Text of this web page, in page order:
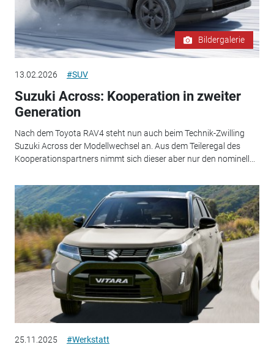
Bildergalerie
13.02.2026 #SUV
Suzuki Across: Kooperation in zweiter
Generation
Nach dem Toyota RAV4 steht nun auch beim Technik-Zwilling
Suzuki Across der Modellwechsel an. Aus dem Teileregal des
Kooperationspartners nimmt sich dieser aber nur den nominell...
25.11.2025 #Werkstatt